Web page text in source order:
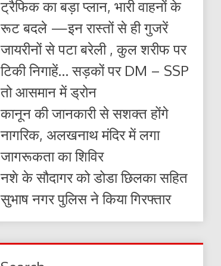
ट्रैफिक का बड़ा प्लान, भारी वाहनों के
रूट बदले —इन रास्तों से ही गुजरें
जायरीनों से पटा बरेली , कुल शरीफ पर
टिकी निगाहें… सड़कों पर DM – SSP
तो आसमान में ड्रोन
कानून की जानकारी से सशक्त होंगे
नागरिक, अलखनाथ मंदिर में लगा
जागरूकता का शिविर
नशे के सौदागर को डोडा छिलका सहित
सुभाष नगर पुलिस ने किया गिरफ्तार